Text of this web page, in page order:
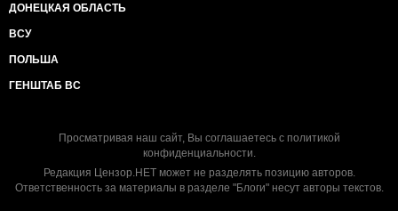
ДОНЕЦКАЯ ОБЛАСТЬ
ВСУ
ПОЛЬША
ГЕНШТАБ ВС
Просматривая наш сайт, Вы соглашаетесь с политикой
конфиденциальности.
Редакция Цензор.НЕТ может не разделять позицию авторов.
Ответственность за материалы в разделе "Блоги" несут авторы текстов.